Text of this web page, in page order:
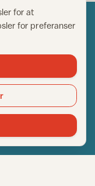
Reserved.
bygg
for at
for preferanser